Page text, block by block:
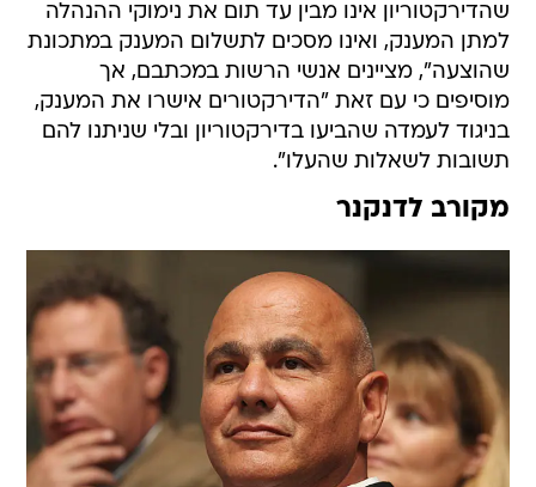
שהדירקטוריון אינו מבין עד תום את נימוקי ההנהלה
למתן המענק, ואינו מסכים לתשלום המענק במתכונת
שהוצעה", מציינים אנשי הרשות במכתבם, אך
מוסיפים כי עם זאת "הדירקטורים אישרו את המענק,
בניגוד לעמדה שהביעו בדירקטוריון ובלי שניתנו להם
תשובות לשאלות שהעלו".
מקורב לדנקנר